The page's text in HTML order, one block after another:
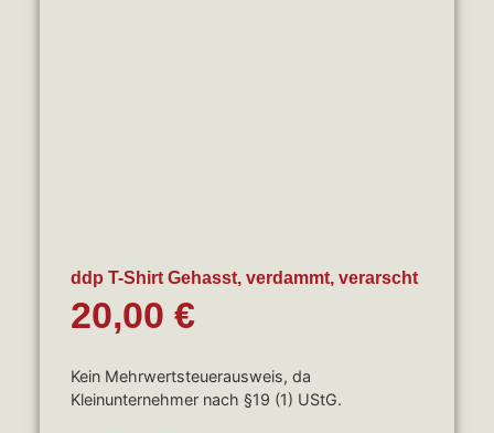
ddp T-Shirt Gehasst, verdammt, verarscht
20,00 €
Kein Mehrwertsteuerausweis, da
Kleinunternehmer nach §19 (1) UStG.